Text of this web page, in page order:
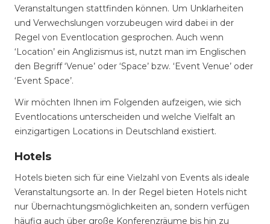
Veranstaltungen stattfinden können. Um Unklarheiten
und Verwechslungen vorzubeugen wird dabei in der
Regel von Eventlocation gesprochen. Auch wenn
‘Location’ ein Anglizismus ist, nutzt man im Englischen
den Begriff ‘Venue’ oder ‘Space’ bzw. ‘Event Venue’ oder
‘Event Space’.
Wir möchten Ihnen im Folgenden aufzeigen, wie sich
Eventlocations unterscheiden und welche Vielfalt an
einzigartigen Locations in Deutschland existiert.
Hotels
Hotels bieten sich für eine Vielzahl von Events als ideale
Veranstaltungsorte an. In der Regel bieten Hotels nicht
nur Übernachtungsmöglichkeiten an, sondern verfügen
häufig auch über große Konferenzräume bis hin zu